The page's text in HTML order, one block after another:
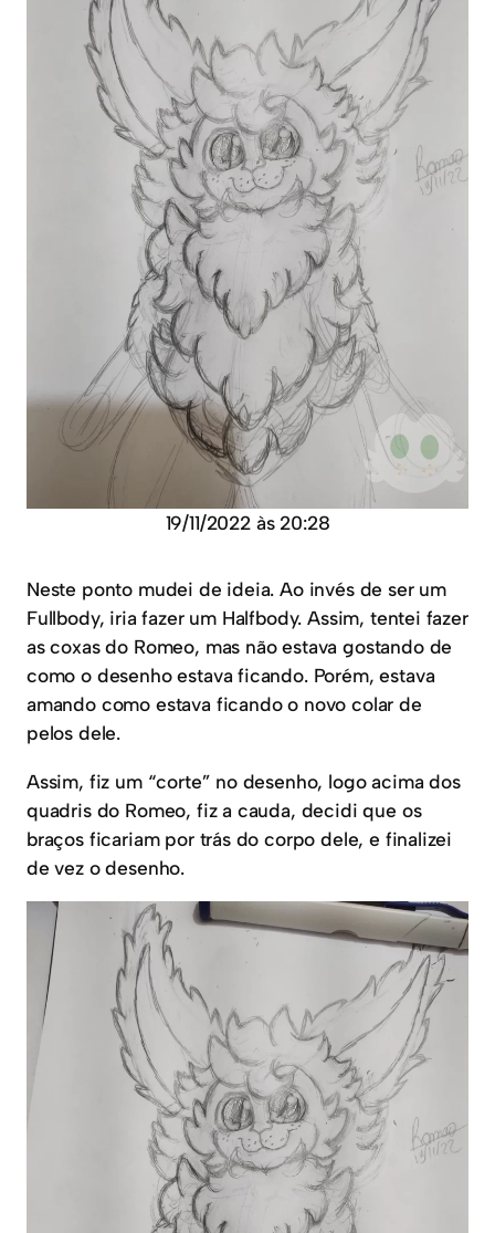
19/11/2022 às 20:28
Neste ponto mudei de ideia. Ao invés de ser um
Fullbody, iria fazer um Halfbody. Assim, tentei fazer
as coxas do Romeo, mas não estava gostando de
como o desenho estava ficando. Porém, estava
amando como estava ficando o novo colar de
pelos dele.
Assim, fiz um “corte” no desenho, logo acima dos
quadris do Romeo, fiz a cauda, decidi que os
braços ficariam por trás do corpo dele, e finalizei
de vez o desenho.